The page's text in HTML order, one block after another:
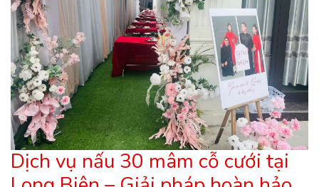
Dịch vụ nấu 30 mâm cỗ cưới tại